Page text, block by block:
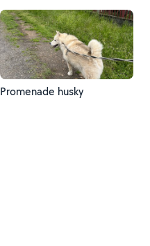
Promenade husky